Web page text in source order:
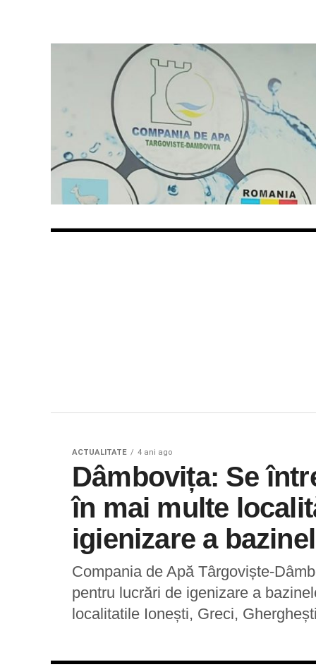
ACTUALITATE 4 ani ago
Dâmbovița: Se
în mai multe
igienizare a
Compania de Apă Târgoviște-
pentru lucrări de igenizare a
localitatile Ionești, Greci,